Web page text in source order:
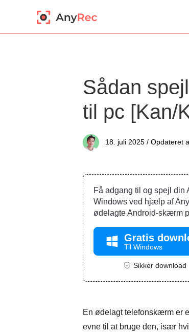
Sådan
til pc [Kan/
18. juli 2025 / Opdateret
Få adgang til og spejl din
Windows ved hjælp af
ødelagte Android-skærm
Gratis
Til Windows
Sikker download
En ødelagt telefonskærm er
evne til at bruge den, især